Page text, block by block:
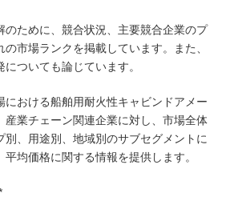
のために、競合状況、主要競合企業のプ
市場ランクを掲載しています。また、
ついても論じています。
における船舶用耐火性キャビンドアメー
産業チェーン関連企業に対し、市場全体
別、用途別、地域別のサブセグメントに
均価格に関する情報を提供します。